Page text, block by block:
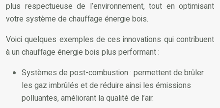
plus respectueuse de l’environnement, tout en optimisant
votre système de chauffage énergie bois.
Voici quelques exemples de ces innovations qui contribuent
à un chauffage énergie bois plus performant :
Systèmes de post-combustion : permettent de brûler
les gaz imbrûlés et de réduire ainsi les émissions
polluantes, améliorant la qualité de l’air.